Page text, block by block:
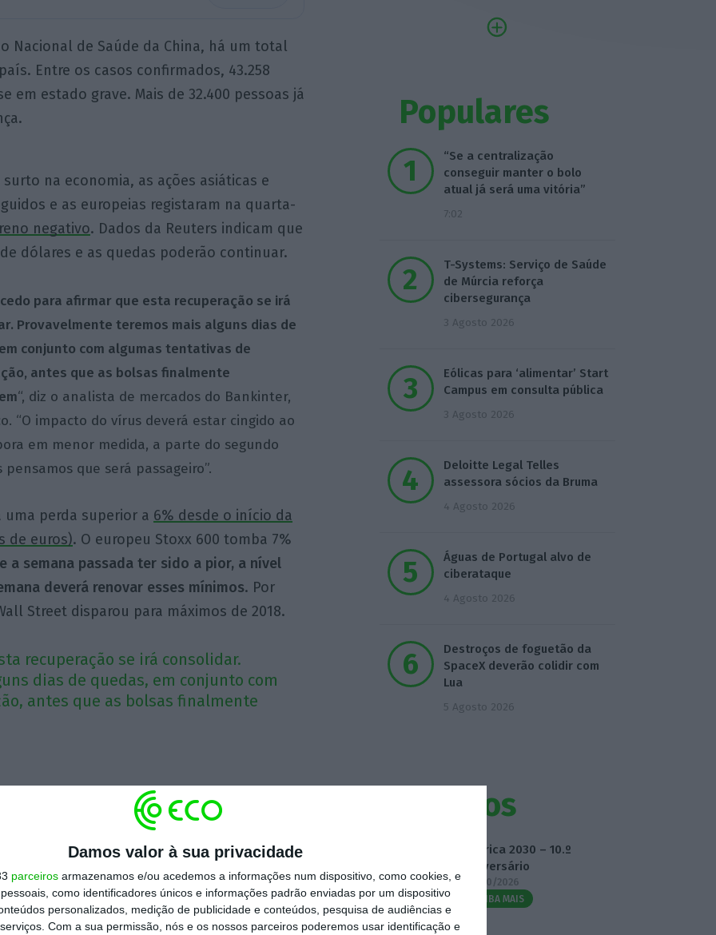
Damos valor à sua privacidade
parceiros armazenamos e/ou acedemos a informações num dispositivo, como cookies, e
como identificadores únicos e informações padrão enviadas por um dispositivo
personalizados, medição de publicidade e conteúdos, pesquisa de audiências e
Com a sua permissão, nós e os nossos parceiros poderemos usar identificação e
Nacional de Saúde da China, há um total
Entre os casos confirmados, 43.258
em estado grave. Mais de 32.400 pessoas já
na economia, as ações asiáticas e
e as europeias registaram na quarta-
negativo. Dados da Reuters indicam que
dólares e as quedas poderão continuar.
para afirmar que esta recuperação se irá
Provavelmente teremos mais alguns dias de
conjunto com algumas tentativas de
antes que as bolsas finalmente
“, diz o analista de mercados do Bankinter,
“O impacto do vírus deverá estar cingido ao
em menor medida, a parte do segundo
que será passageiro”.
uma perda superior a 6% desde o início da
de euros). O europeu Stoxx 600 tomba 7%
a semana passada ter sido a pior, a nível
deverá renovar esses mínimos. Por
Street disparou para máximos de 2018.
recuperação se irá consolidar.
dias de quedas, em conjunto com
antes que as bolsas finalmente
hotéis, lazer, automóvel, infraestruturas
estão entre os mais penalizados
a recuperar uma vez estabilizada a
os menos afetados são a tecnologia,
Populares
“Se a centralização
conseguir manter o bolo
atual já será uma vitória”
7:02
T-Systems: Serviço de Saúde
de Múrcia reforça
cibersegurança
3 Agosto 2026
Eólicas para ‘alimentar’ Start
Campus em consulta pública
3 Agosto 2026
Deloitte Legal Telles
assessora sócios da Bruma
4 Agosto 2026
Águas de Portugal alvo de
ciberataque
4 Agosto 2026
Destroços de foguetão da
SpaceX deverão colidir com
Lua
5 Agosto 2026
Eventos
Fábrica 2030 – 10.º
Aniversário
14/10/2026
SAIBA MAIS